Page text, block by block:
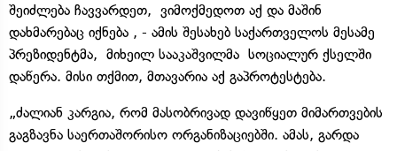
შეიძლება ჩავვარდეთ, ვიმოქმედოთ აქ და მაშინ
დახმარებაც იქნება , - ამის შესახებ საქართველოს მესამე
პრეზიდენტმა, მიხეილ სააკაშვილმა სოციალურ ქსელში
დაწერა. მისი თქმით, მთავარია აქ გაპროტესტება.
„ძალიან კარგია, რომ მასობრივად დავიწყეთ მიმართვების
გაგზავნა საერთაშორისო ორგანიზაციებში. ამას, გარდა